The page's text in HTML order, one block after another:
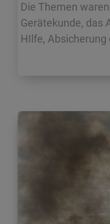
Die Themen
Gerätekunde, das
HIlfe, Absicherung